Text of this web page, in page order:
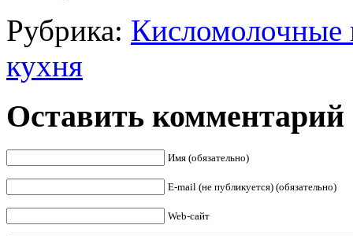
Рубрика: Кисломолочные
кухня
Оставить комментарий
Имя (обязательно)
E-mail (не публикуется) (обязательно)
Web-сайт